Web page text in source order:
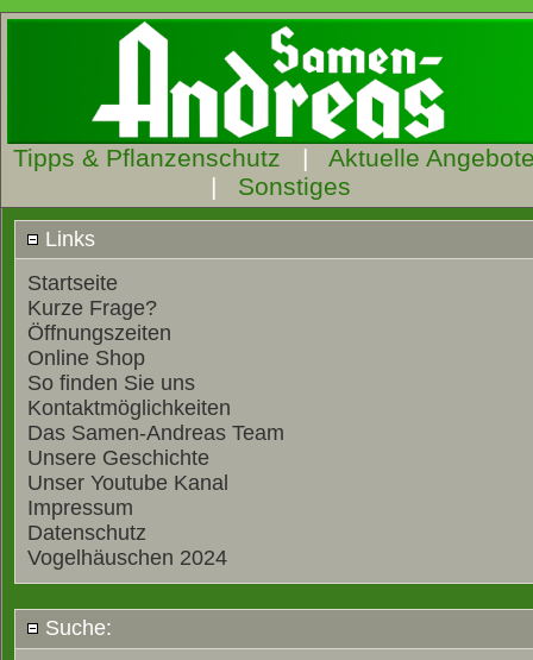
Tipps & Pflanzenschutz | Aktuelle
| Sonstiges
Links
Startseite
Kurze Frage?
Öffnungszeiten
Online Shop
So finden Sie uns
Kontaktmöglichkeiten
Das Samen-Andreas Team
Unsere Geschichte
Unser Youtube Kanal
Impressum
Datenschutz
Vogelhäuschen 2024
Suche: